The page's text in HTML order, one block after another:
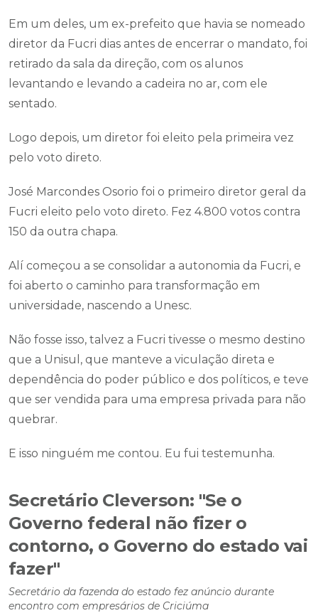
Em um deles, um ex-prefeito que havia se nomeado
diretor da Fucri dias antes de encerrar o mandato, foi
retirado da sala da direção, com os alunos
levantando e levando a cadeira no ar, com ele
sentado.
Logo depois, um diretor foi eleito pela primeira vez
pelo voto direto.
José Marcondes Osorio foi o primeiro diretor geral da
Fucri eleito pelo voto direto. Fez 4.800 votos contra
150 da outra chapa.
Alí começou a se consolidar a autonomia da Fucri, e
foi aberto o caminho para transformação em
universidade, nascendo a Unesc.
Não fosse isso, talvez a Fucri tivesse o mesmo destino
que a Unisul, que manteve a viculação direta e
dependência do poder público e dos políticos, e teve
que ser vendida para uma empresa privada para não
quebrar.
E isso ninguém me contou. Eu fui testemunha.
Secretário Cleverson: "Se o
Governo federal não fizer o
contorno, o Governo do estado vai
fazer"
Secretário da fazenda do estado fez anúncio durante
encontro com empresários de Criciúma